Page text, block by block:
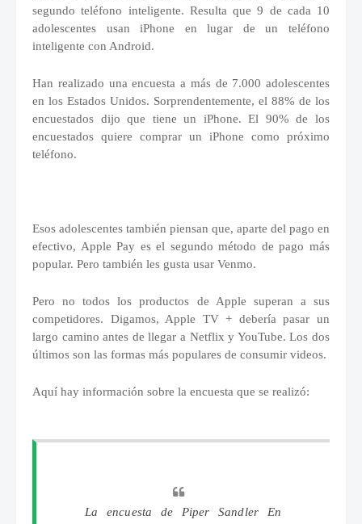
segundo teléfono inteligente. Resulta que 9 de cada 10
adolescentes usan iPhone en lugar de un teléfono
inteligente con Android.
Han realizado una encuesta a más de 7.000 adolescentes
en los Estados Unidos. Sorprendentemente, el 88% de los
encuestados dijo que tiene un iPhone.El 90% de los
encuestados quiere comprar un iPhone como próximo
teléfono.
Esos adolescentes también piensan que, aparte del pago en
efectivo, Apple Pay es el segundo método de pago más
popular. Pero también les gusta usar Venmo.
Pero no todos los productos de Apple superan a sus
competidores. Digamos, Apple TV + debería pasar un
largo camino antes de llegar a Netflix y YouTube.Los dos
últimos son las formas más populares de consumir videos.
Aquí hay información sobre la encuesta que se realizó:
La encuesta de Piper Sandler En